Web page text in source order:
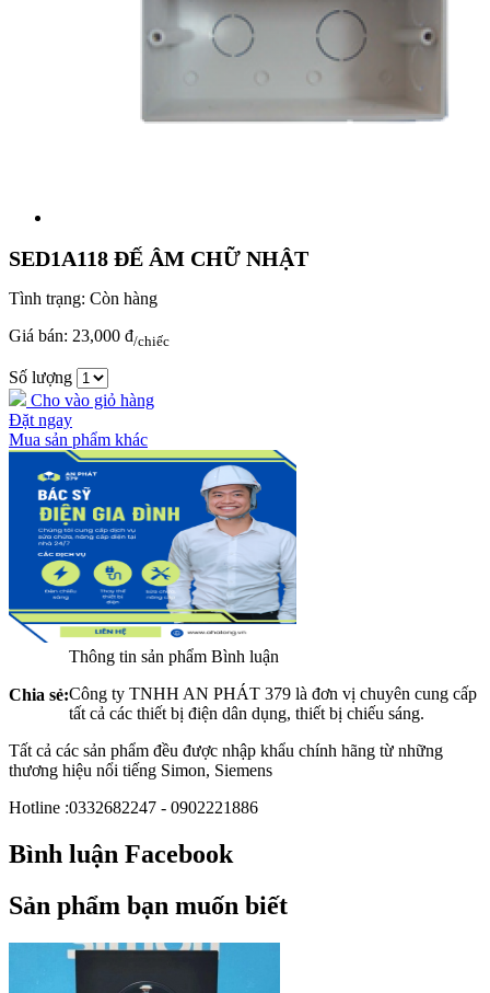
SED1A118 ĐẾ ÂM CHỮ NHẬT
Tình trạng: Còn hàng
Giá bán: 23,000 đ/chiếc
Số lượng
Cho vào giỏ hàng
Đặt ngay
Mua sản phẩm khác
Chia sẻ:
Thông tin sản phẩm Bình luận
Công ty TNHH AN PHÁT 379 là đơn vị chuyên cung cấp
tất cả các thiết bị điện dân dụng, thiết bị chiếu sáng.
Tất cả các sản phẩm đều được nhập khẩu chính hãng từ những
thương hiệu nổi tiếng Simon, Siemens
Hotline :0332682247 - 0902221886
Bình luận Facebook
Sản phẩm bạn muốn biết